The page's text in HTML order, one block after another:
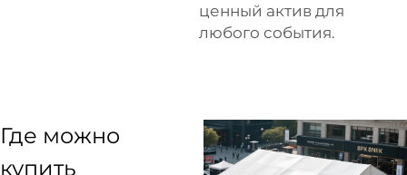
ценный актив для
любого события.
Где можно
купить